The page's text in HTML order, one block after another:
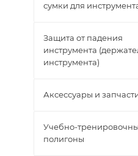
сумки для
Защита от падения
инструмента
инструмента)
Аксессуары и
Учебно-
полигоны